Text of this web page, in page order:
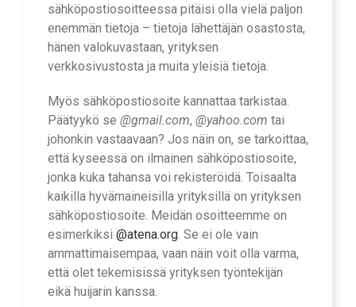
sähköpostiosoitteessa pitäisi olla vielä paljon
enemmän tietoja – tietoja lähettäjän osastosta,
hänen valokuvastaan, yrityksen
verkkosivustosta ja muita yleisiä tietoja.
Myös sähköpostiosoite kannattaa tarkistaa.
Päätyykö se @gmail.com, @yahoo.com tai
johonkin vastaavaan? Jos näin on, se tarkoittaa,
että kyseessä on ilmainen sähköpostiosoite,
jonka kuka tahansa voi rekisteröidä. Toisaalta
kaikilla hyvämaineisilla yrityksillä on yrityksen
sähköpostiosoite. Meidän osoitteemme on
esimerkiksi @atena.org . Se ei ole vain
ammattimaisempaa, vaan näin voit olla varma,
että olet tekemisissä yrityksen työntekijän
eikä huijarin kanssa.